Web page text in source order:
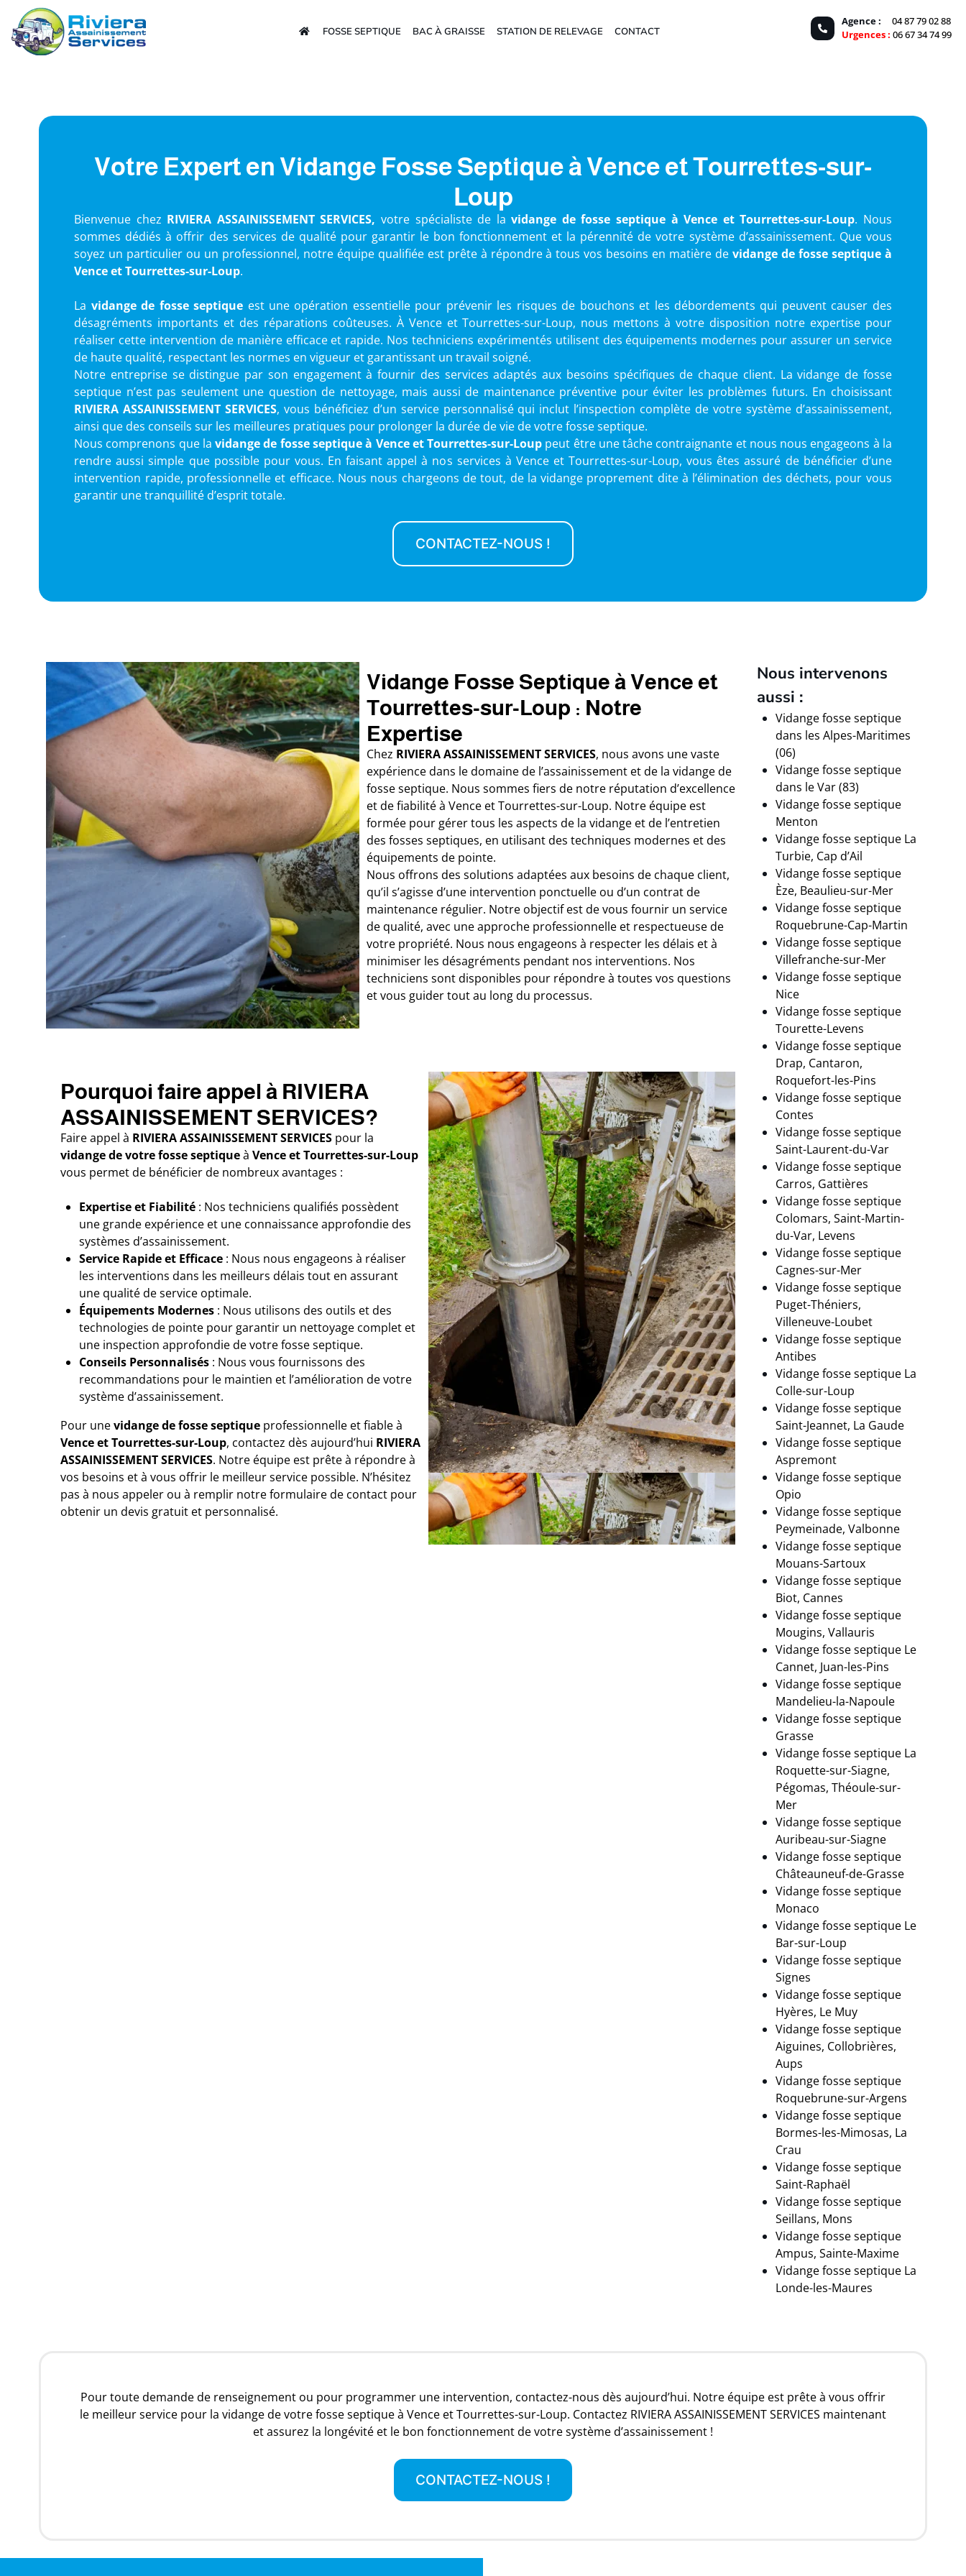
FOSSE SEPTIQUE BAC À GRAISSE STATION DE RELEVAGE CONTACT
Agence :
04 87 79 02 88
Urgences : 06 67 34 74 99
Votre Expert en Vidange Fosse Septique à Vence et Tourrettes-sur-
Loup
Bienvenue chez RIVIERA ASSAINISSEMENT SERVICES, votre spécialiste de lavidange de fosse septique à Vence et Tourrettes-sur-Loup. Nous
sommes dédiés à offrir des services de qualité pour garantir le bon fonctionnement et la pérennité de votre système d’assainissement. Que vous
soyez un particulier ou un professionnel, notre équipe qualifiée est prête à répondre à tous vos besoins en matière devidange de fosse septique à
Vence et Tourrettes-sur-Loup.
La vidange de fosse septique est une opération essentielle pour prévenir les risques de bouchons et les débordements qui peuvent causer des
désagréments importants et des réparations coûteuses. À Vence et Tourrettes-sur-Loup, nous mettons à votre disposition notre expertise pour
réaliser cette intervention de manière efficace et rapide. Nos techniciens expérimentés utilisent des équipements modernes pour assurer un service
de haute qualité, respectant les normes en vigueur et garantissant un travail soigné.
Notre entreprise se distingue par son engagement à fournir des services adaptés aux besoins spécifiques de chaque client. La vidange de fosse
septique n’est pas seulement une question de nettoyage, mais aussi de maintenance préventive pour éviter les problèmes futurs. En choisissant
RIVIERA ASSAINISSEMENT SERVICES, vous bénéficiez d’un service personnalisé qui inclut l’inspection complète de votre système d’assainissement,
ainsi que des conseils sur les meilleures pratiques pour prolonger la durée de vie de votre fosse septique.
Nous comprenons que lavidange de fosse septiqueà Vence et Tourrettes-sur-Loup peut être une tâche contraignante et nous nous engageons à la
rendre aussi simple que possible pour vous. En faisant appel à nos services à Vence et Tourrettes-sur-Loup, vous êtes assuré de bénéficier d’une
intervention rapide, professionnelle et efficace. Nous nous chargeons de tout, de la vidange proprement dite à l’élimination des déchets, pour vous
garantir une tranquillité d’esprit totale.
CONTACTEZ-NOUS !
Vidange Fosse Septique à Vence et
Tourrettes-sur-Loup : Notre
Expertise
Chez RIVIERA ASSAINISSEMENT SERVICES, nous avons une vaste
expérience dans le domaine de l’assainissement et de la vidange de
fosse septique. Nous sommes fiers de notre réputation d’excellence
et de fiabilité à Vence et Tourrettes-sur-Loup. Notre équipe est
formée pour gérer tous les aspects de la vidange et de l’entretien
des fosses septiques, en utilisant des techniques modernes et des
équipements de pointe.
Nous offrons des solutions adaptées aux besoins de chaque client,
qu’il s’agisse d’une intervention ponctuelle ou d’un contrat de
maintenance régulier. Notre objectif est de vous fournir un service
de qualité, avec une approche professionnelle et respectueuse de
votre propriété. Nous nous engageons à respecter les délais et à
minimiser les désagréments pendant nos interventions. Nos
techniciens sont disponibles pour répondre à toutes vos questions
et vous guider tout au long du processus.
Pourquoi faire appel à RIVIERA
ASSAINISSEMENT SERVICES?
Faire appel à RIVIERA ASSAINISSEMENT SERVICESpour la
vidange de votre fosse septiqueà Vence et Tourrettes-sur-Loup
vous permet de bénéficier de nombreux avantages :
Expertise et Fiabilité: Nos techniciens qualifiés possèdent
une grande expérience et une connaissance approfondie des
systèmes d’assainissement.
Service Rapide et Efficace: Nous nous engageons à réaliser
les interventions dans les meilleurs délais tout en assurant
une qualité de service optimale.
Équipements Modernes: Nous utilisons des outils et des
technologies de pointe pour garantir un nettoyage complet et
une inspection approfondie de votre fosse septique.
Conseils Personnalisés: Nous vous fournissons des
recommandations pour le maintien et l’amélioration de votre
système d’assainissement.
Pour unevidange de fosse septiqueprofessionnelle et fiable à
Vence et Tourrettes-sur-Loup, contactez dès aujourd’hui RIVIERA
ASSAINISSEMENT SERVICES. Notre équipe est prête à répondre à
vos besoins et à vous offrir le meilleur service possible. N’hésitez
pas à nous appeler ou à remplir notre formulaire de contact pour
obtenir un devis gratuit et personnalisé.
Nous intervenons
aussi :
Vidange fosse septique
dans les Alpes-Maritimes
(06)
Vidange fosse septique
dans le Var (83)
Vidange fosse septique
Menton
Vidange fosse septique La
Turbie, Cap d’Ail
Vidange fosse septique
Èze, Beaulieu-sur-Mer
Vidange fosse septique
Roquebrune-Cap-Martin
Vidange fosse septique
Villefranche-sur-Mer
Vidange fosse septique
Nice
Vidange fosse septique
Tourette-Levens
Vidange fosse septique
Drap, Cantaron,
Roquefort-les-Pins
Vidange fosse septique
Contes
Vidange fosse septique
Saint-Laurent-du-Var
Vidange fosse septique
Carros, Gattières
Vidange fosse septique
Colomars, Saint-Martin-
du-Var, Levens
Vidange fosse septique
Cagnes-sur-Mer
Vidange fosse septique
Puget-Théniers,
Villeneuve-Loubet
Vidange fosse septique
Antibes
Vidange fosse septique La
Colle-sur-Loup
Vidange fosse septique
Saint-Jeannet, La Gaude
Vidange fosse septique
Aspremont
Vidange fosse septique
Opio
Vidange fosse septique
Peymeinade, Valbonne
Vidange fosse septique
Mouans-Sartoux
Vidange fosse septique
Biot, Cannes
Vidange fosse septique
Mougins, Vallauris
Vidange fosse septique Le
Cannet, Juan-les-Pins
Vidange fosse septique
Mandelieu-la-Napoule
Vidange fosse septique
Grasse
Vidange fosse septique La
Roquette-sur-Siagne,
Pégomas, Théoule-sur-
Mer
Vidange fosse septique
Auribeau-sur-Siagne
Vidange fosse septique
Châteauneuf-de-Grasse
Vidange fosse septique
Monaco
Vidange fosse septique Le
Bar-sur-Loup
Vidange fosse septique
Signes
Vidange fosse septique
Hyères, Le Muy
Vidange fosse septique
Aiguines, Collobrières,
Aups
Vidange fosse septique
Roquebrune-sur-Argens
Vidange fosse septique
Bormes-les-Mimosas, La
Crau
Vidange fosse septique
Saint-Raphaël
Vidange fosse septique
Seillans, Mons
Vidange fosse septique
Ampus, Sainte-Maxime
Vidange fosse septique La
Londe-les-Maures
Pour toute demande de renseignement ou pour programmer une intervention, contactez-nous dès aujourd’hui. Notre équipe est prête à vous offrir
le meilleur service pour la vidange de votre fosse septique à Vence et Tourrettes-sur-Loup. Contactez RIVIERA ASSAINISSEMENT SERVICES maintenant
et assurez la longévité et le bon fonctionnement de votre système d’assainissement !
CONTACTEZ-NOUS !